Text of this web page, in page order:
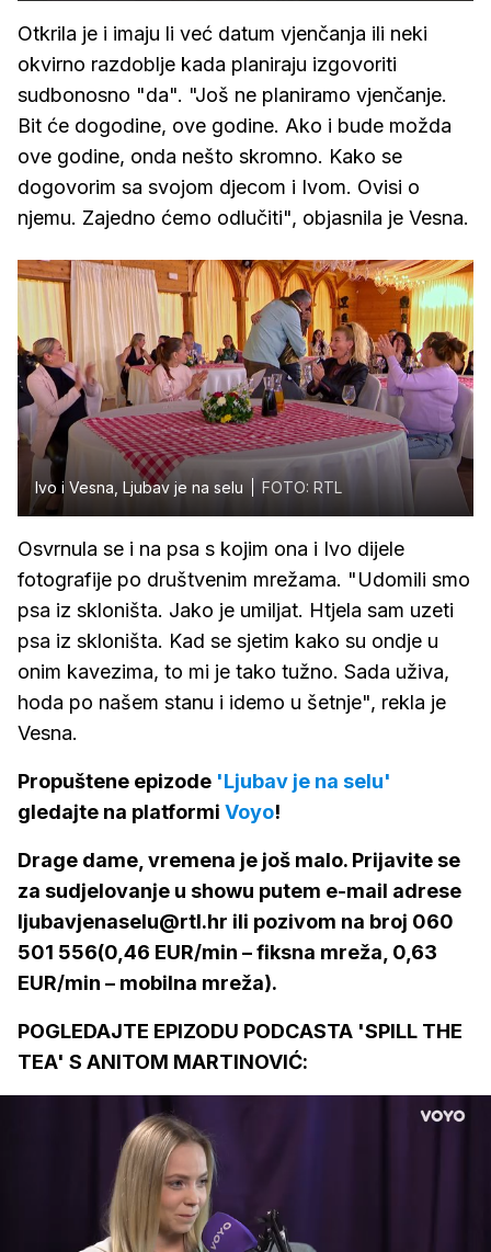
Otkrila je i imaju li već datum vjenčanja ili neki
okvirno razdoblje kada planiraju izgovoriti
sudbonosno "da". "Još ne planiramo vjenčanje.
Bit će dogodine, ove godine. Ako i bude možda
ove godine, onda nešto skromno. Kako se
dogovorim sa svojom djecom i Ivom. Ovisi o
njemu. Zajedno ćemo odlučiti", objasnila je Vesna.
Ivo i Vesna, Ljubav je na selu FOTO: RTL
Osvrnula se i na psa s kojim ona i Ivo dijele
fotografije po društvenim mrežama. "Udomili smo
psa iz skloništa. Jako je umiljat. Htjela sam uzeti
psa iz skloništa. Kad se sjetim kako su ondje u
onim kavezima, to mi je tako tužno. Sada uživa,
hoda po našem stanu i idemo u šetnje", rekla je
Vesna.
Propuštene epizode 'Ljubav je na selu'
gledajte na platformi Voyo!
Drage dame, vremena je još malo. Prijavite se
za sudjelovanje u showu putem e-mail adrese
ljubavjenaselu@rtl.hr ili pozivom na broj 060
501 556(0,46 EUR/min – fiksna mreža, 0,63
EUR/min – mobilna mreža).
POGLEDAJTE EPIZODU PODCASTA 'SPILL THE
TEA' S ANITOM MARTINOVIĆ: